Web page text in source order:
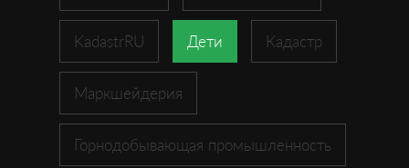
KadastrRU Дети Кадастр
Маркшейдерия
Горнодобывающая промышленность